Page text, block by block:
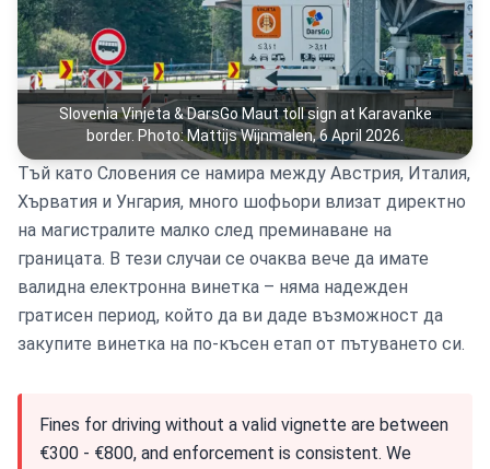
Slovenia Vinjeta & DarsGo Maut toll sign at Karavanke
border. Photo: Mattijs Wijnmalen, 6 April 2026.
Тъй като Словения се намира между Австрия, Италия,
Хърватия и Унгария, много шофьори влизат директно
на магистралите малко след преминаване на
границата. В тези случаи се очаква вече да имате
валидна електронна винетка – няма надежден
гратисен период, който да ви даде възможност да
закупите винетка на по-късен етап от пътуването си.
Fines for driving without a valid vignette are between
€300 - €800, and enforcement is consistent. We